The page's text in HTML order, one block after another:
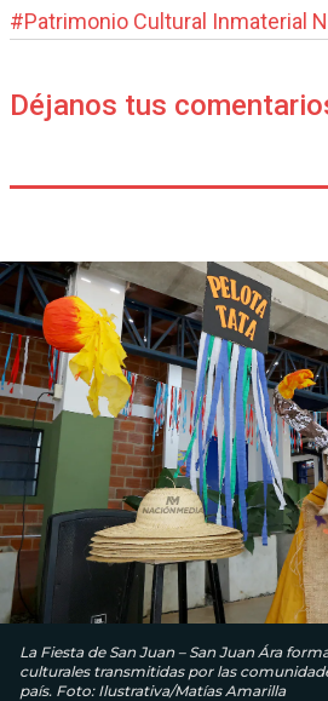
#Patrimonio Cultural Inmaterial
Déjanos tus
La Fiesta de San Juan – San Juan Ára
culturales transmitidas por las
país. Foto: Ilustrativa/Matías Amarilla